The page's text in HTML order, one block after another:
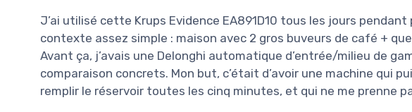
J’ai utilisé cette Krups Evidence EA891D10 tous les jours
contexte assez simple : maison avec 2 gros buveurs de café +
Avant ça, j’avais une Delonghi automatique d’entrée/milieu de
comparaison concrets. Mon but, c’était d’avoir une machine qui
remplir le réservoir toutes les cinq minutes, et qui ne me prenne